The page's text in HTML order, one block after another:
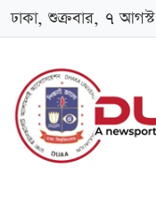
ঢাকা, শুক্রবার, ৭